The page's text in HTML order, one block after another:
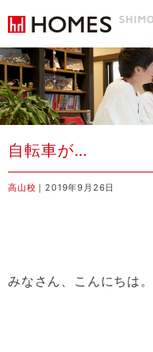
自転車が…
高山校 ｜2019年9月26日
みなさん、こんにちは。